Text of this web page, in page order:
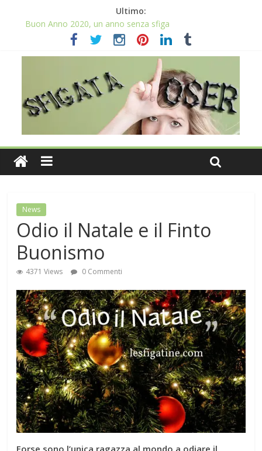
Ultimo:
Buon Anno 2020, un anno senza sfiga
Come gestire la fortuna ai giochi
Qual è il numero più sfortunato? Info e curiosità nel post
La sfortuna mi perseguita anche con la spesa
Il 2020 anno bisestile porta sfortuna davvero?
News
Odio il Natale e il Finto
Buonismo
4371 Views 0 Commenti